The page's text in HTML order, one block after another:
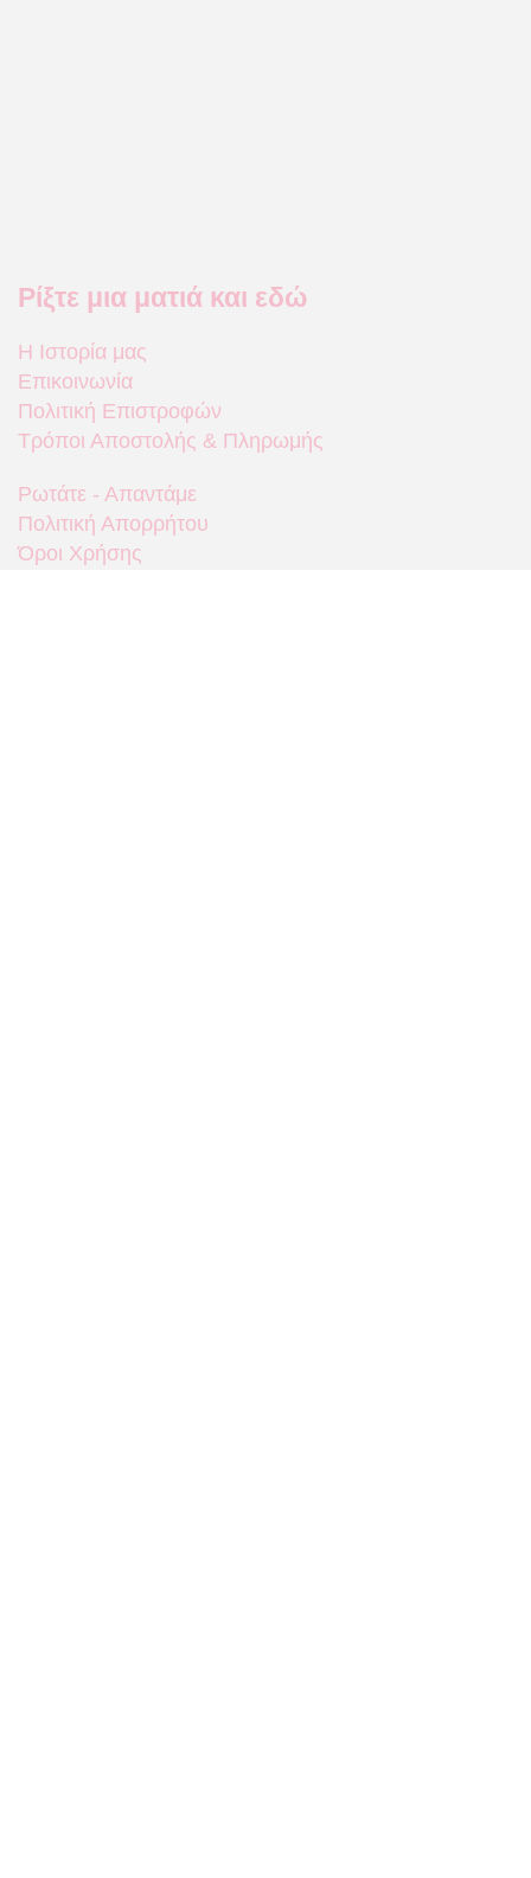
Ρίξτε μια ματιά και εδώ
Η Ιστορία μας
Επικοινωνία
Πολιτική Επιστροφών
Τρόποι Αποστολής & Πληρωμής
Ρωτάτε - Απαντάμε
Πολιτική Απορρήτου
Όροι Χρήσης